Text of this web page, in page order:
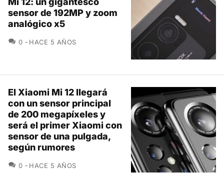
sensor de 192MP y zoom
analógico x5
0 COMENTARIOS
HACE 5 AÑOS
El Xiaomi Mi 12 llegará
con un sensor principal
de 200 megapíxeles y
será el primer Xiaomi con
sensor de una pulgada,
según rumores
0 COMENTARIOS
HACE 5 AÑOS